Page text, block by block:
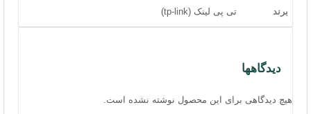
برند تی پی لینک (tp-link)
دیدگاهها
هیچ دیدگاهی برای این محصول نوشته نشده است.